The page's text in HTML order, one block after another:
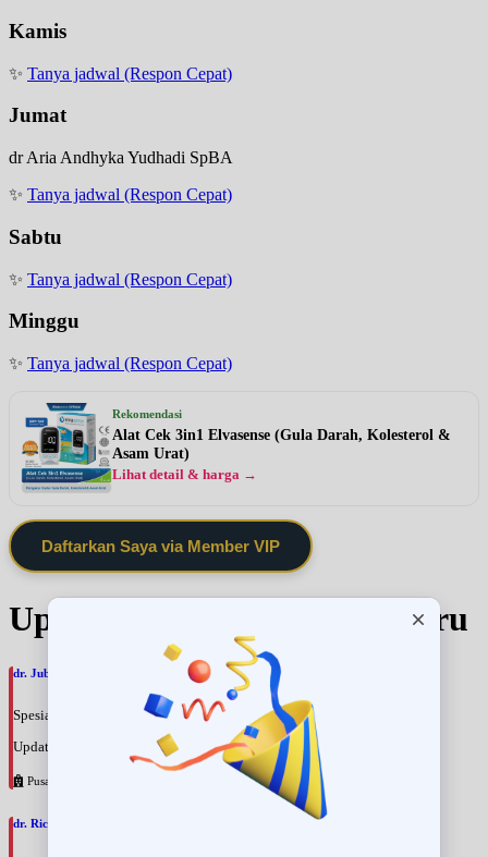
Kamis
✨ Tanya jadwal (Respon Cepat)
Jumat
dr Aria Andhyka Yudhadi SpBA
✨ Tanya jadwal (Respon Cepat)
Sabtu
✨ Tanya jadwal (Respon Cepat)
Minggu
✨ Tanya jadwal (Respon Cepat)
Rekomendasi
Alat Cek 3in1 Elvasense (Gula Darah, Kolesterol &
Asam Urat)
Lihat detail & harga →
Daftarkan Saya via Member VIP
Update Jadwal Dokter terbaru
dr. Jubelhki Sirait, SpS
Spesialis: Saraf
Update terakhir: 2026-08-09 13:18:26
Pusat Pertamina
dr. Ricky Maurice Emil, SpKFR